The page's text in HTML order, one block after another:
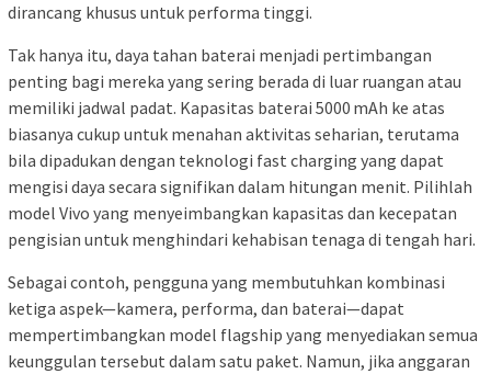
dirancang khusus untuk performa tinggi.
Tak hanya itu, daya tahan baterai menjadi pertimbangan
penting bagi mereka yang sering berada di luar ruangan atau
memiliki jadwal padat. Kapasitas baterai 5000 mAh ke atas
biasanya cukup untuk menahan aktivitas seharian, terutama
bila dipadukan dengan teknologi fast charging yang dapat
mengisi daya secara signifikan dalam hitungan menit. Pilihlah
model Vivo yang menyeimbangkan kapasitas dan kecepatan
pengisian untuk menghindari kehabisan tenaga di tengah hari.
Sebagai contoh, pengguna yang membutuhkan kombinasi
ketiga aspek—kamera, performa, dan baterai—dapat
mempertimbangkan model flagship yang menyediakan semua
keunggulan tersebut dalam satu paket. Namun, jika anggaran